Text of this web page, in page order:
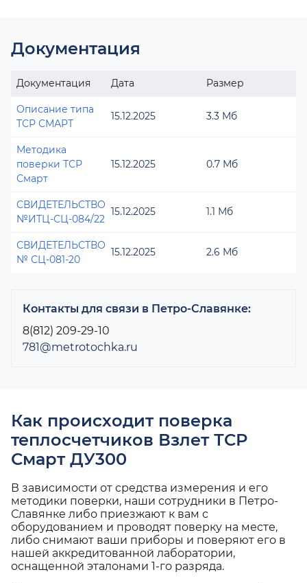
Документация
Документация Дата Размер
Описание типа
ТСР СМАРТ
15.12.2025 3.3 Мб
Методика
поверки ТСР
Смарт
15.12.2025 0.7 Мб
СВИДЕТЕЛЬСТВО
№ИТЦ-СЦ-084/22
15.12.2025 1.1 Мб
СВИДЕТЕЛЬСТВО
№ СЦ-081-20
15.12.2025 2.6 Мб
Контакты для связи в Петро-Славянке:
8(812) 209-29-10
781@metrotochka.ru
Как происходит поверка
теплосчетчиков Взлет ТСР
Смарт ДУ300
В зависимости от средства измерения и его
методики поверки, наши сотрудники в Петро-
Славянке либо приезжают к вам с
оборудованием и проводят поверку на месте,
либо снимают ваши приборы и поверяют его в
нашей аккредитованной лаборатории,
оснащенной эталонами 1-го разряда.